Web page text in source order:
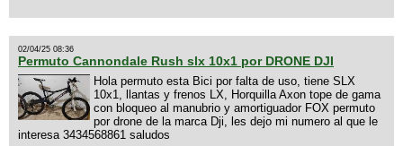
02/04/25 08:36
Permuto Cannondale Rush slx 10x1 por DRONE DJI
Hola permuto esta Bici por falta de uso, tiene SLX
10x1, llantas y frenos LX, Horquilla Axon tope de gama
con bloqueo al manubrio y amortiguador FOX permuto
por drone de la marca Dji, les dejo mi numero al que le
interesa 3434568861 saludos